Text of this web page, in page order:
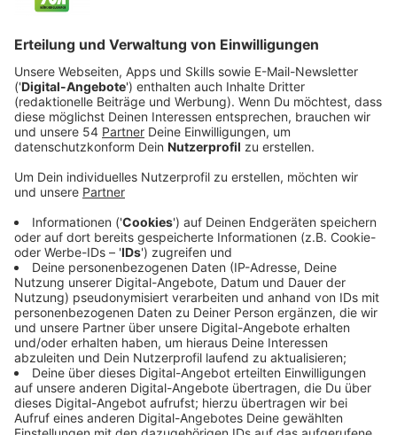
Veröffentlicht:
Anzeige
Blöd nur, dass bei seiner Programmierung einige Dinge
schief gegangen sind und so stolpert Major von einer
Panne in die nächste. Immer an seiner Seite, sein
(ehemaliger) Partner Roy Carver (Stephen Graham), der
mit seinem neuen Cyber-Cop-Kollegen so seine liebe
Not hat.
Streaming-Dienst: Sky Ticket
Anzeige
Wir benötigen Ihre
Zustimmung, um den YouTube
Video-Service zu laden!